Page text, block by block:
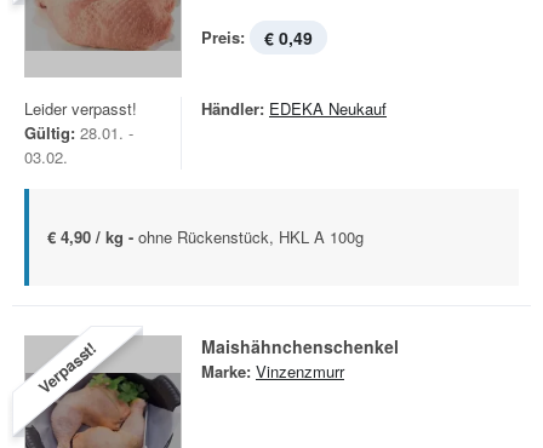
Preis: € 0,49
Leider verpasst!
Gültig: 28.01. -
03.02.
Händler: EDEKA Neukauf
€ 4,90 / kg - ohne Rückenstück, HKL A 100g
Verpasst! Maishähnchenschenkel
Marke: Vinzenzmurr